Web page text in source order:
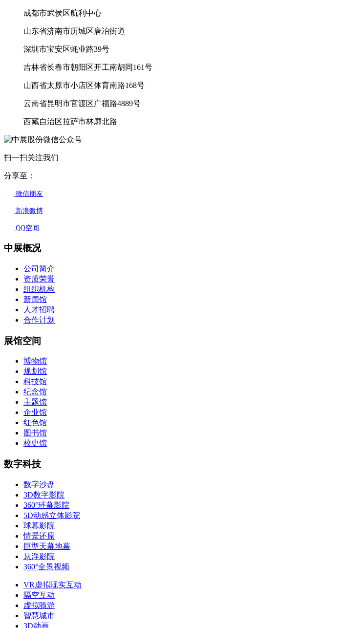
成都市武侯区航利中心
山东省济南市历城区唐冶街道
深圳市宝安区蚝业路39号
吉林省长春市朝阳区开工南胡同161号
山西省太原市小店区体育南路168号
云南省昆明市官渡区广福路4889号
西藏自治区拉萨市林廓北路
扫一扫关注我们
分享至：
微信朋友
新浪微博
QQ空间
中展概况
公司简介
资质荣誉
组织机构
新闻馆
人才招聘
合作计划
展馆空间
博物馆
规划馆
科技馆
纪念馆
主题馆
企业馆
红色馆
图书馆
校史馆
数字科技
数字沙盘
3D数字影院
360°环幕影院
5D动感立体影院
球幕影院
情景还原
巨型天幕地幕
悬浮影院
360°全景视频
VR虚拟现实互动
隔空互动
虚拟骑游
智慧城市
3D动画